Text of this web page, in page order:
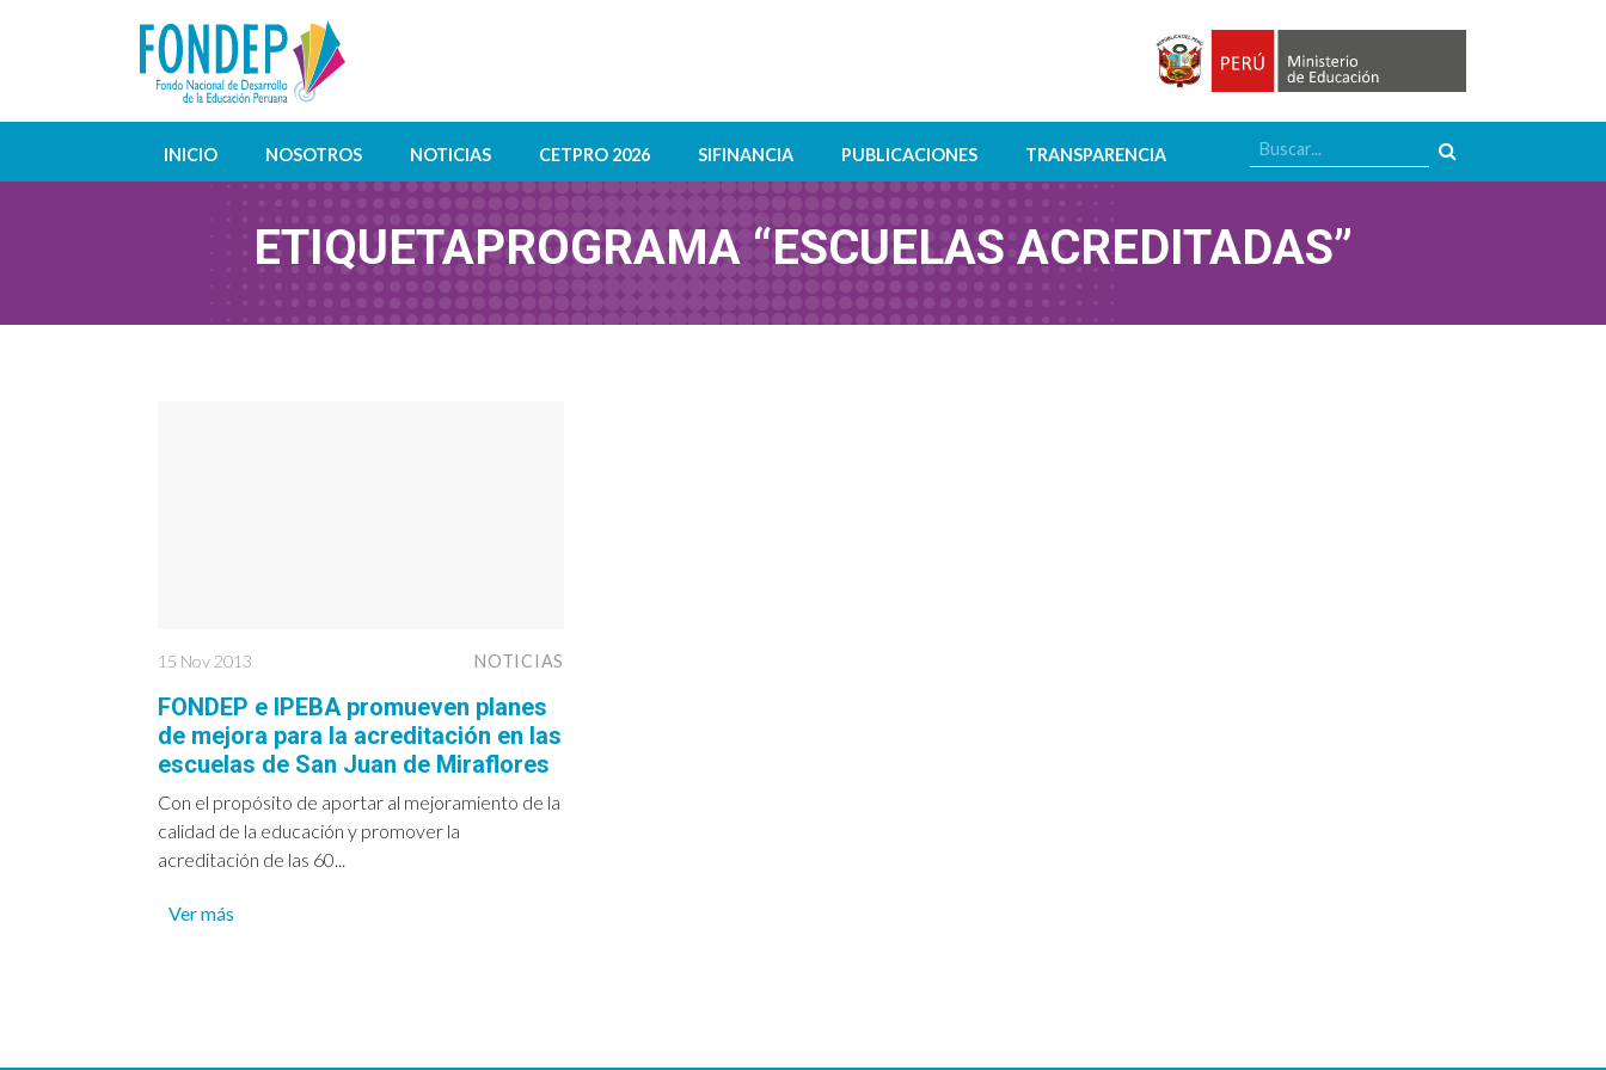
INICIO NOSOTROS NOTICIAS CETPRO 2026 SIFINANCIA PUBLICACIONES TRANSPARENCIA
ETIQUETAPROGRAMA “ESCUELAS ACREDITADAS”
15 Nov 2013 NOTICIAS
FONDEP e IPEBA promueven planes
de mejora para la acreditación en las
escuelas de San Juan de Miraflores
Con el propósito de aportar al mejoramiento de la
calidad de la educación y promover la
acreditación de las 60...
Ver más